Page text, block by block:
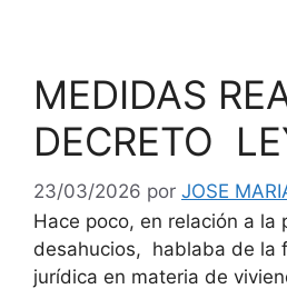
MEDIDAS
DECRETO
23/03/2026 por JOSE
Hace poco, en relación a la
desahucios, hablaba de la
jurídica en materia de